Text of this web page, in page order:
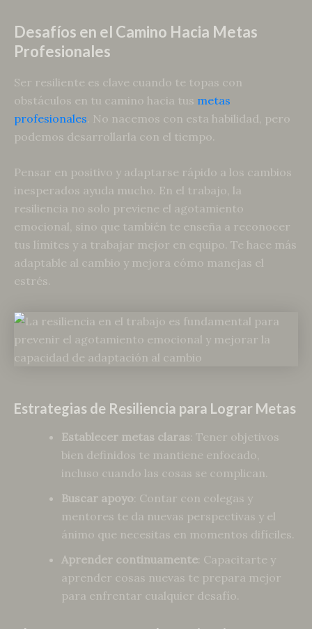
Desafíos en el Camino Hacia Metas
Profesionales
Ser resiliente es clave cuando te topas con
obstáculos en tu camino hacia tus metas
profesionales . No nacemos con esta habilidad, pero
podemos desarrollarla con el tiempo.
Pensar en positivo y adaptarse rápido a los cambios
inesperados ayuda mucho. En el trabajo, la
resiliencia no solo previene el agotamiento
emocional, sino que también te enseña a reconocer
tus límites y a trabajar mejor en equipo. Te hace más
adaptable al cambio y mejora cómo manejas el
estrés.
Estrategias de Resiliencia para Lograr Metas
Establecer metas claras: Tener objetivos
bien definidos te mantiene enfocado,
incluso cuando las cosas se complican.
Buscar apoyo: Contar con colegas y
mentores te da nuevas perspectivas y el
ánimo que necesitas en momentos difíciles.
Aprender continuamente: Capacitarte y
aprender cosas nuevas te prepara mejor
para enfrentar cualquier desafío.